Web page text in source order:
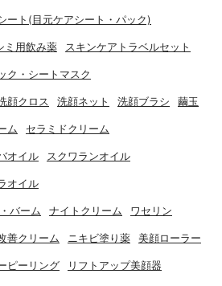
ート(目元ケアシート・パック)
ミ用飲み薬 スキンケアトラベルセット
ク・シートマスク
顔クロス 洗顔ネット 洗顔ブラシ 繭玉
ム セラミドクリーム
オイル スクワランオイル
オイル
バーム ナイトクリーム ワセリン
善クリーム ニキビ塗り薬 美顔ローラー
ピーリング リフトアップ美顔器